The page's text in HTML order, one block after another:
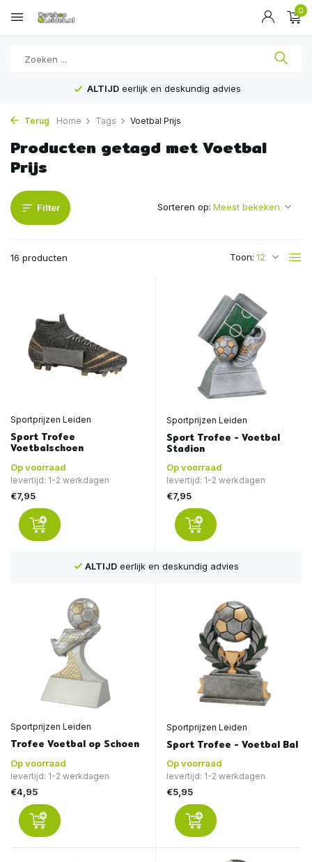
0
ALTIJD eerlijk en deskundig advies
Terug Home Tags Voetbal Prijs
Producten getagd met Voetbal
Prijs
Filter
16 producten Toon:
Sorteren op:
Sportprijzen Leiden
Sport Trofee
Voetbalschoen
Op voorraad
levertijd: 1-2 werkdagen
€7,95
Sportprijzen Leiden
Sport Trofee - Voetbal
Stadion
Op voorraad
levertijd: 1-2 werkdagen
€7,95
ALTIJDeerlijk en deskundig advies
Sportprijzen Leiden
Trofee Voetbal op Schoen
Op voorraad
levertijd: 1-2 werkdagen
€4,95
Sportprijzen Leiden
Sport Trofee - Voetbal Bal
Op voorraad
levertijd: 1-2 werkdagen
€5,95